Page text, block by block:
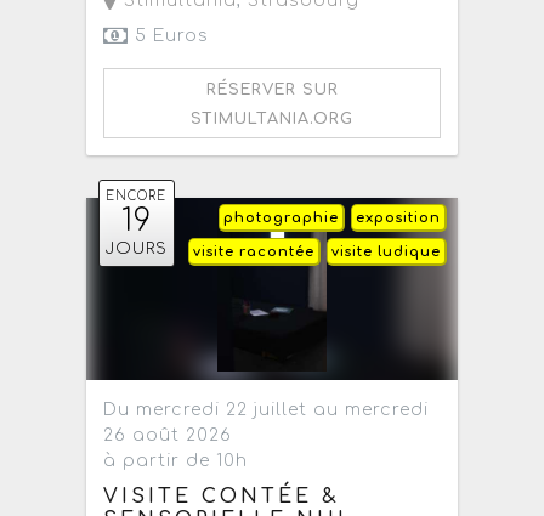
5 Euros
RÉSERVER SUR
STIMULTANIA.ORG
ENCORE
19
JOURS
exposition
photographie
visite ludique
visite racontée
Du mercredi 22 juillet au mercredi
26 août 2026
à partir de 10h
VISITE CONTÉE &